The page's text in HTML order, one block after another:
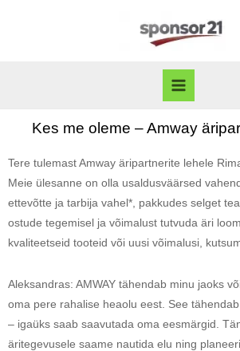
Kes me oleme – Amway
Tere tulemast Amway äripartnerite lehele
Meie ülesanne on olla usaldusväärsed
ettevõtte ja tarbija vahel*, pakkudes selget
ostude tegemisel ja võimalust tutvuda äri
kvaliteetseid tooteid või uusi võimalusi,
Aleksandras: AMWAY tähendab minu jaoks
oma pere rahalise heaolu eest. See
– igaüks saab saavutada oma eesmärgid.
äritegevusele saame nautida elu ning